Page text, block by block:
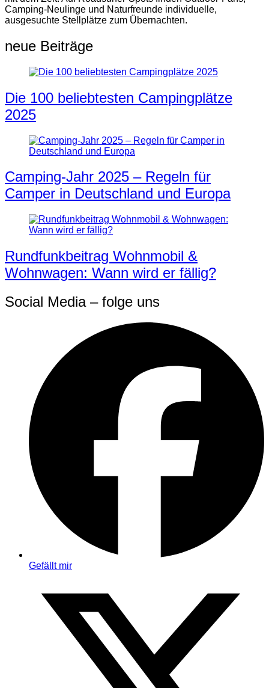
Camping-Neulinge und Naturfreunde individuelle,
ausgesuchte Stellplätze zum Übernachten.
neue Beiträge
Die 100 beliebtesten Campingplätze
2025
Camping-Jahr 2025 – Regeln für
Camper in Deutschland und Europa
Rundfunkbeitrag Wohnmobil &
Wohnwagen: Wann wird er fällig?
Social Media – folge uns
Gefällt mir